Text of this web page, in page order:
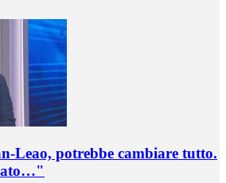
Leao, potrebbe cambiare tutto.